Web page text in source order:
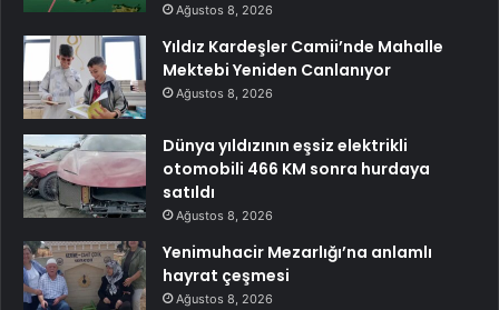
Ağustos 8, 2026
Yıldız Kardeşler Camii’nde Mahalle
Mektebi Yeniden Canlanıyor
Ağustos 8, 2026
Dünya yıldızının eşsiz elektrikli
otomobili 466 KM sonra hurdaya
satıldı
Ağustos 8, 2026
Yenimuhacir Mezarlığı’na anlamlı
hayrat çeşmesi
Ağustos 8, 2026